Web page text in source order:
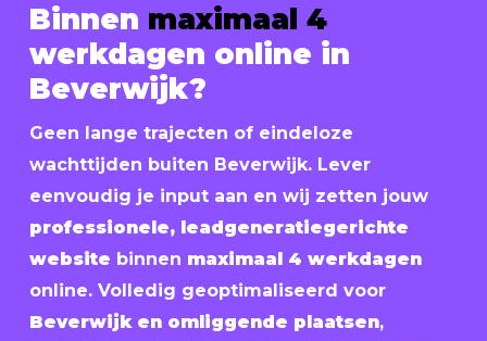
Binnen maximaal 4
werkdagen online in
Beverwijk?
Geen lange trajecten of eindeloze
wachttijden buiten Beverwijk. Lever
eenvoudig je input aan en wij zetten jouw
professionele, leadgeneratiegerichte
website binnen maximaal 4 werkdagen
online. Volledig geoptimaliseerd voor
Beverwijk en omliggende plaatsen,